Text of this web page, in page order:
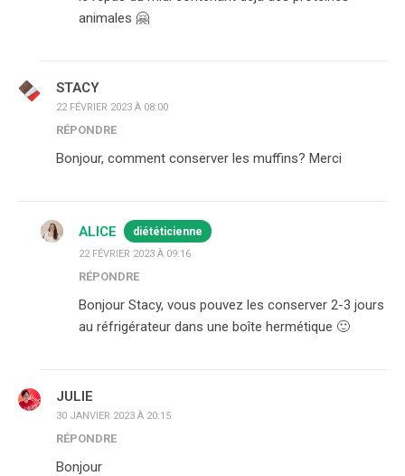
animales 🤗
STACY
22 FÉVRIER 2023 À 08:00
RÉPONDRE
Bonjour, comment conserver les muffins? Merci
ALICE diététicienne
22 FÉVRIER 2023 À 09:16
RÉPONDRE
Bonjour Stacy, vous pouvez les conserver 2-3 jours
au réfrigérateur dans une boîte hermétique 🙂
JULIE
30 JANVIER 2023 À 20:15
RÉPONDRE
Bonjour